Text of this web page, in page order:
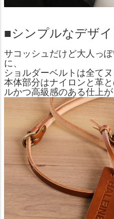
■シンプルなデザ
サコッシュだけど大人っ
に、
ショルダーベルトは全てヌ
本体部分はナイロンと革
ルかつ高級感のある仕上が